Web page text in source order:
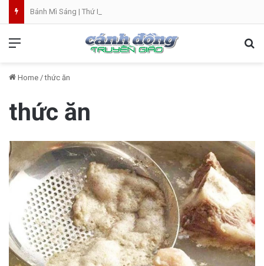
Bánh Mì Sáng | Thứ Bảy 08.08 | Thánh Đaminh, Linh mục
Home / thức ăn
thức ăn